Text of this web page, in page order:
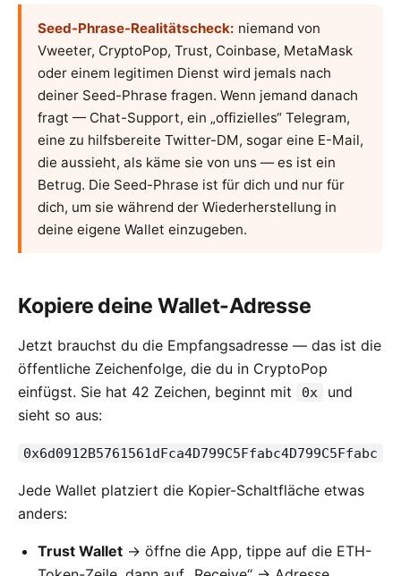
Seed-Phrase-Realitätscheck: niemand von
Vweeter, CryptoPop, Trust, Coinbase, MetaMask
oder einem legitimen Dienst wird jemals nach
deiner Seed-Phrase fragen. Wenn jemand danach
fragt — Chat-Support, ein „offizielles“ Telegram,
eine zu hilfsbereite Twitter-DM, sogar eine E-Mail,
die aussieht, als käme sie von uns — es ist ein
Betrug. Die Seed-Phrase ist für dich und nur für
dich, um sie während der Wiederherstellung in
deine eigene Wallet einzugeben.
Kopiere deine Wallet-Adresse
Jetzt brauchst du die Empfangsadresse — das ist die
öffentliche Zeichenfolge, die du in CryptoPop
einfügst. Sie hat 42 Zeichen, beginnt mit
0x
und
sieht so aus:
0x6d0912B5761561dFca4D799C5Ffabc4D799C5Ffabc
Jede Wallet platziert die Kopier-Schaltfläche etwas
anders:
Trust Wallet → öffne die App, tippe auf die ETH-